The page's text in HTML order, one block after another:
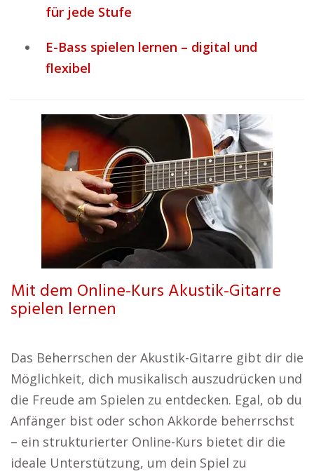
für jede Stufe
E-Bass spielen lernen – digital und
flexibel
Mit dem Online-Kurs Akustik-Gitarre
spielen lernen
Das Beherrschen der Akustik-Gitarre gibt dir die
Möglichkeit, dich musikalisch auszudrücken und
die Freude am Spielen zu entdecken. Egal, ob du
Anfänger bist oder schon Akkorde beherrschst
– ein strukturierter Online-Kurs bietet dir die
ideale Unterstützung, um dein Spiel zu